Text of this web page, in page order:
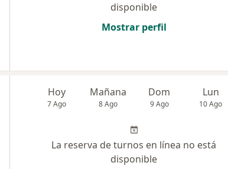
disponible
Mostrar perfil
Hoy
7 Ago
Mañana
8 Ago
Dom
9 Ago
Lun
10 Ago
La reserva de turnos en línea no está
disponible